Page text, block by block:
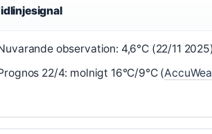
observation: 4,6°C (22/11
22/4: molnigt 16°C/9°C (